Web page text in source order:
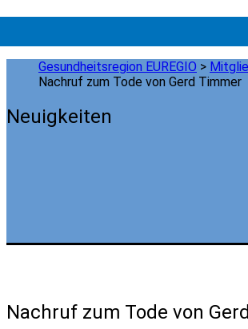
Gesundheitsregion EUREGIO >
Nachruf zum Tode von Gerd Timmer
Neuigkeiten
Nachruf zum Tode von